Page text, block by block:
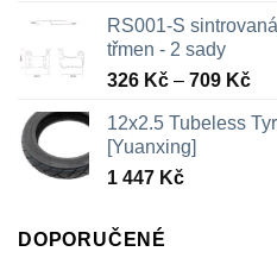
RS001-S
třmen - 2 sady
326 Kč – 709 Kč
12x2.5 Tubeless
[Yuanxing]
1 447 Kč
DOPORUČENÉ